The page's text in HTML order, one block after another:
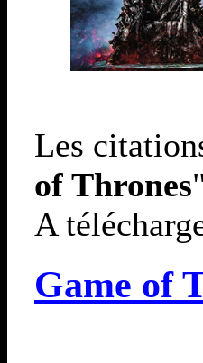
Les
of Thrones
A
Game of